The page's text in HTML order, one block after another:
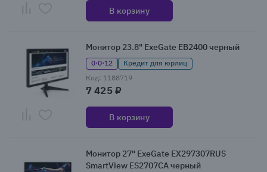
В корзину
Монитор 23.8" ExeGate EB2400 черный
0·0·12
Кредит для юрлиц
Код: 1188719
7 425 ₽
В корзину
Монитор 27" ExeGate EX297307RUS
SmartView ES2707CA черный